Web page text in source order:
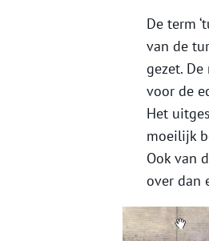
De term
van de
gezet.
voor de
Het
moeilijk
Ook van
over dan